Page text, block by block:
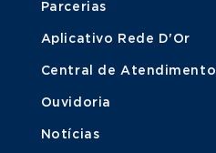
Parcerias
Aplicativo Rede D'Or
Central de Atendimento
Ouvidoria
Notícias